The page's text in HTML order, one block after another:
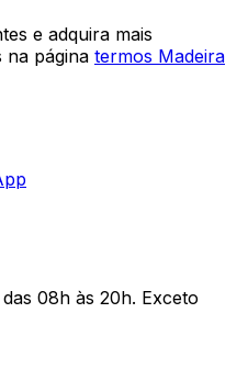
e adquira mais
página termos Madeira
08h às 20h. Exceto